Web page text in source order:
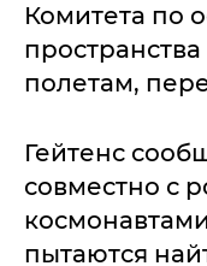
Комитета по
полетам,
Гейтенс
совместно с
пытаются